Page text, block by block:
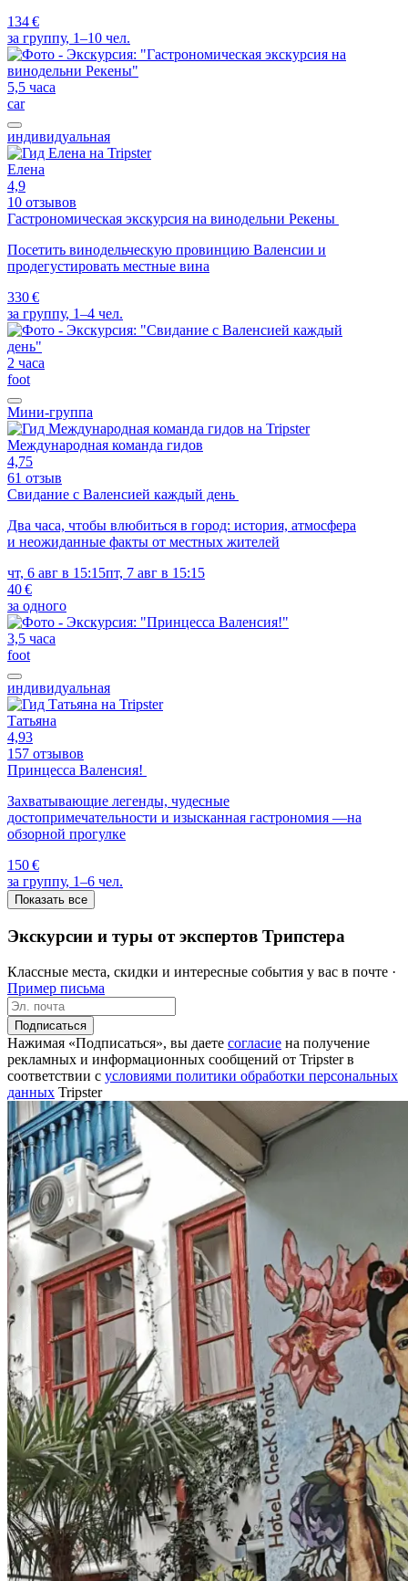
134 €
за группу, 1–10 чел.
5,5 часа
car
индивидуальная
Елена
4,9
10 отзывов
Гастрономическая экскурсия на винодельни Рекены
Посетить винодельческую провинцию Валенсии и
продегустировать местные вина
330 €
за группу, 1–4 чел.
2 часа
foot
Мини-группа
Международная команда гидов
4,75
61 отзыв
Свидание с Валенсией каждый день
Два часа, чтобы влюбиться в город: история, атмосфера
и неожиданные факты от местных жителей
чт, 6 авг в 15:15пт, 7 авг в 15:15
40 €
за одного
3,5 часа
foot
индивидуальная
Татьяна
4,93
157 отзывов
Принцесса Валенсия!
Захватывающие легенды, чудесные
достопримечательности и изысканная гастрономия —на
обзорной прогулке
150 €
за группу, 1–6 чел.
Показать все
Экскурсии и туры от экспертов Трипстера
Классные места, скидки и интересные события у вас в почте ·
Пример письма
Подписаться
Нажимая «Подписаться», вы даете согласие на получение
рекламных и информационных сообщений от Tripster в
соответствии c условиями политики обработки персональных
данных Tripster